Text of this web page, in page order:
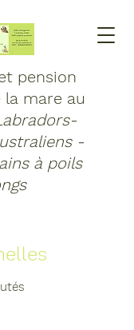
pension
la mare au
-
à poils